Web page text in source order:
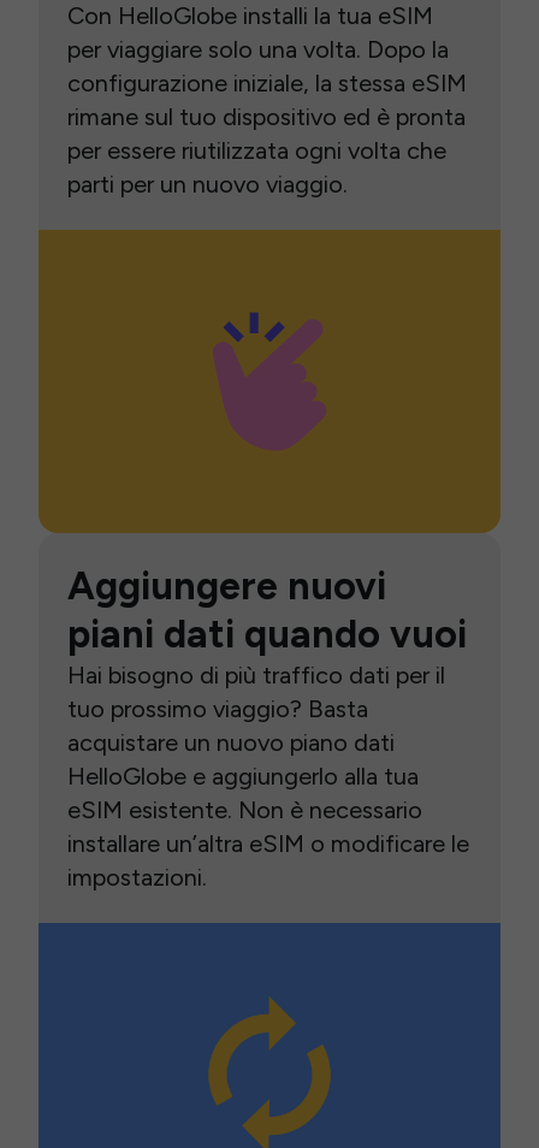
Con HelloGlobe installi la tua eSIM
per viaggiare solo una volta. Dopo la
configurazione iniziale, la stessa eSIM
rimane sul tuo dispositivo ed è pronta
per essere riutilizzata ogni volta che
parti per un nuovo viaggio.
Aggiungere nuovi
piani dati quando vuoi
Hai bisogno di più traffico dati per il
tuo prossimo viaggio? Basta
acquistare un nuovo piano dati
HelloGlobe e aggiungerlo alla tua
eSIM esistente. Non è necessario
installare un’altra eSIM o modificare le
impostazioni.